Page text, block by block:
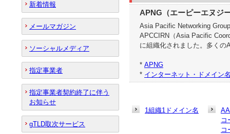
APNG（エーピーエヌジ
Asia Pacific Networking
APCCIRN（Asia Pacific
に組織化されました。多く
* APNG
* インターネット・ドメイン
1組織1ドメイン名
コ
コ
新着情報
メールマガジン
ソーシャルメディア
指定事業者
指定事業者契約終了に伴う
お知らせ
gTLD取次サービス